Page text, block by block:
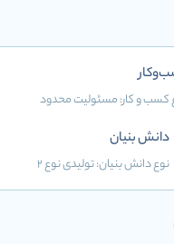
کسب و کار:مسئولیت محدود
دانش بنیان
نوع دانش بنیان: تولیدی نوع 2